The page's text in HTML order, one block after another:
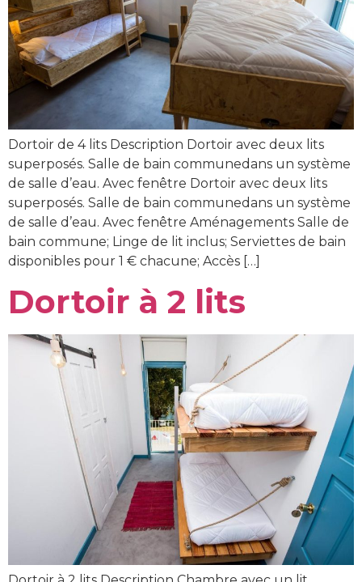
Dortoir de 4 lits Description Dortoir avec deux lits
superposés. Salle de bain communedans un système
de salle d’eau. Avec fenêtre Dortoir avec deux lits
superposés. Salle de bain communedans un système
de salle d’eau. Avec fenêtre Aménagements Salle de
bain commune; Linge de lit inclus; Serviettes de bain
disponibles pour 1 € chacune; Accès […]
Dortoir à 2 lits